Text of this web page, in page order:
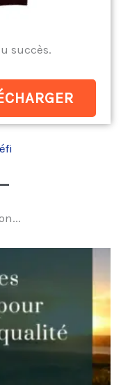
succès.